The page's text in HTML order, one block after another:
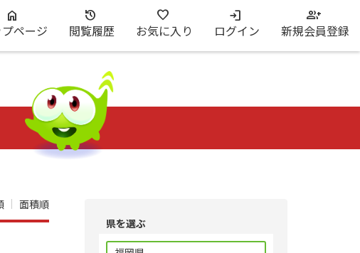
プページ 閲覧履歴 お気に入り ログイン 新規会員登録
面積順
県を選ぶ